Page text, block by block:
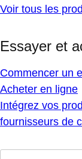
Voir tous les
Essayer et
Commencer un
Acheter en ligne
Intégrez vos
fournisseurs de